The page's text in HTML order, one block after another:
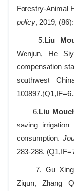
Forestry-Animal
policy, 2019,
5.Liu
Wenjun, He
compensation
southwest
100897.
6.Liu
saving irrigation
consumption.
283-288.
7. Gu
Ziqun, Zhang